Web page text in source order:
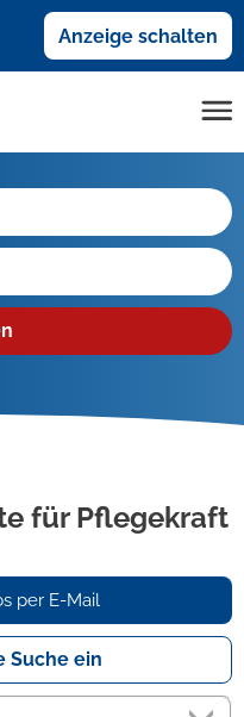
Anzeige schalten
für Pflegekraft
per E-Mail
Suche ein